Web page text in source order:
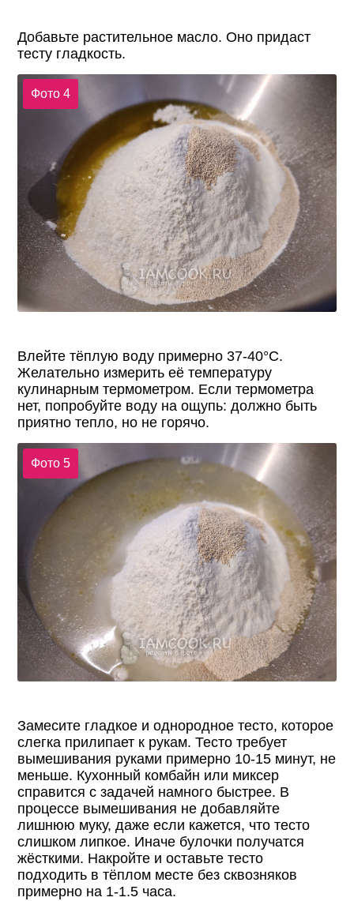
Добавьте растительное масло. Оно придаст
тесту гладкость.
Фото 4
Влейте тёплую воду примерно 37-40°С.
Желательно измерить её температуру
кулинарным термометром. Если термометра
нет, попробуйте воду на ощупь: должно быть
приятно тепло, но не горячо.
Фото 5
Замесите гладкое и однородное тесто, которое
слегка прилипает к рукам. Тесто требует
вымешивания руками примерно 10-15 минут, не
меньше. Кухонный комбайн или миксер
справится с задачей намного быстрее. В
процессе вымешивания не добавляйте
лишнюю муку, даже если кажется, что тесто
слишком липкое. Иначе булочки получатся
жёсткими. Накройте и оставьте тесто
подходить в тёплом месте без сквозняков
примерно на 1-1.5 часа.